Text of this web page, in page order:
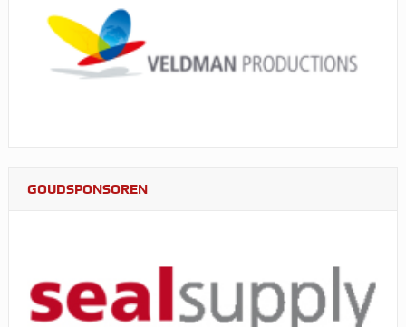
GOUDSPONSOREN